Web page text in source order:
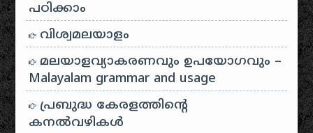
പഠിക്കാം
വിശ്വമലയാളം
മലയാളവ്യാകരണവും ഉപയോഗവും –
Malayalam grammar and usage
പ്രബുദ്ധ കേരളത്തിന്റെ
കനൽവഴികൾ